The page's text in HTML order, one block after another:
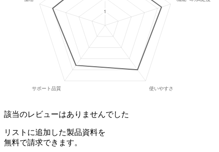
該当のレビューはありませんでした
リストに追加した製品資料を
無料で請求できます。